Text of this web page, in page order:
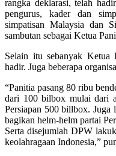
rangka deklarasi, telah
pengurus, kader dan
simpatisan Malaysia dan
sambutan sebagai Ketua
Selain itu sebanyak
hadir. Juga beberapa
“Panitia pasang 80 ribu
dari 100 bilbox mulai dari
Persiapan 500 billbox. Juga
bagikan helm-helm partai
Serta disejumlah DPW
keolahragaan Indonesia,”